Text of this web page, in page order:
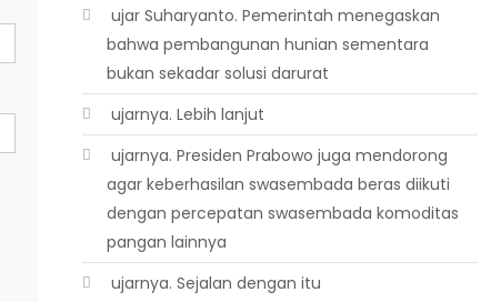
 ujar Suharyanto. Pemerintah menegaskan
bahwa pembangunan hunian sementara
bukan sekadar solusi darurat
 ujarnya. Lebih lanjut
 ujarnya. Presiden Prabowo juga mendorong
agar keberhasilan swasembada beras diikuti
dengan percepatan swasembada komoditas
pangan lainnya
 ujarnya. Sejalan dengan itu